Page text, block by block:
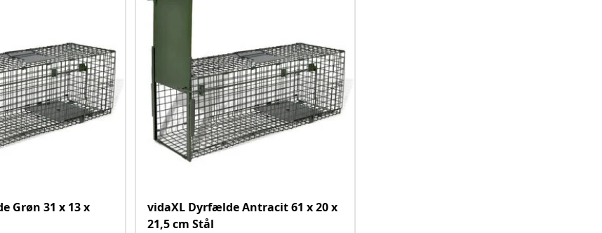
Grøn 31 x 13 x
vidaXL Dyrfælde Antracit 61 x 20 x
21,5 cm Stål